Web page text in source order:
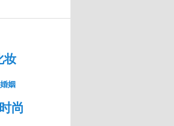
妆
婚姻
时尚